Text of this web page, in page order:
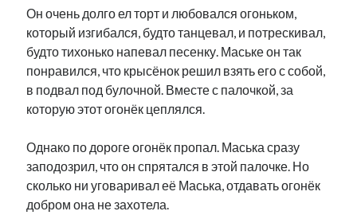
в поисках здравого смысла выборы высказывание
евросоюз интервью история кабинетные истории
катри райк кая каллас книга маська нарва
нацменьшинства образование обучение эстонскому
памятники парад клоунов парламент поводырь
рийгикогу россия русский роман
русскоязычное образование сми ссср стенограмма
т.х. ильвес
танк фотоотчет экономика экономика эстонии
эстония эстонский язык
Он очень долго ел торт и любовался огоньком,
который изгибался, будто танцевал, и потрескивал,
будто тихонько напевал песенку. Маське он так
понравился, что крысёнок решил взять его с собой,
в подвал под булочной. Вместе с палочкой, за
которую этот огонёк цеплялся.
Однако по дороге огонёк пропал. Маська сразу
заподозрил, что он спрятался в этой палочке. Но
сколько ни уговаривал её Маська, отдавать огонёк
добром она не захотела.